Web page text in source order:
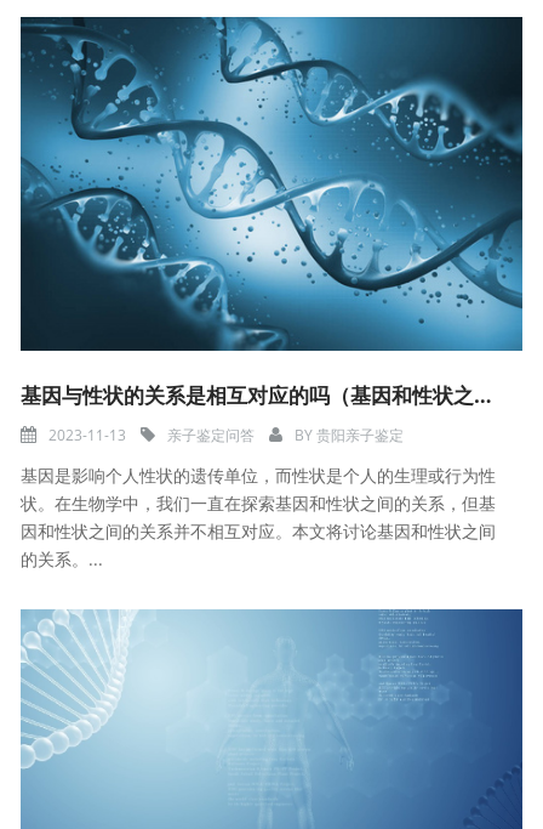
基因与性状的关系是相互对应的吗（基因和性状之间的关系）
2023-11-13 亲子鉴定问答 BY贵阳亲子鉴定
基因是影响个人性状的遗传单位，而性状是个人的生理或行为性
状。在生物学中，我们一直在探索基因和性状之间的关系，但基
因和性状之间的关系并不相互对应。本文将讨论基因和性状之间
的关系。...